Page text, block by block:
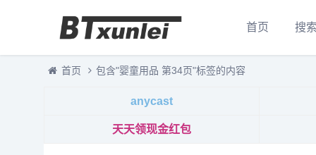
首页 搜
首页 包含"婴童用品 第34页"标签的内容
anycast
天天领现金红包